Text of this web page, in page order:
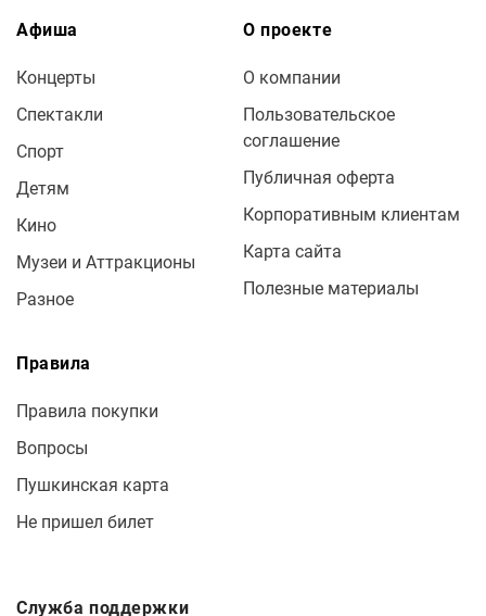
Афиша
Концерты
Спектакли
Спорт
Детям
Кино
Музеи и Аттракционы
Разное
О проекте
О компании
Пользовательское
соглашение
Публичная оферта
Корпоративным клиентам
Карта сайта
Полезные материалы
Правила
Правила покупки
Вопросы
Пушкинская карта
Не пришел билет
Служба поддержки